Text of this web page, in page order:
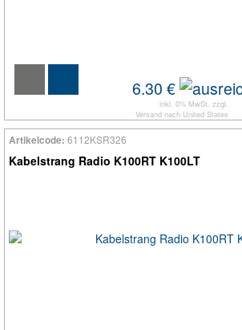
6.30 €
inkl. 0% MwSt. zzgl.
Versand nach United States
Artikelcode: 6112KSR326
Kabelstrang Radio K100RT K100LT